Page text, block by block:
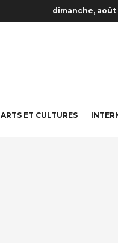
dimanche, août
ARTS ET CULTURES